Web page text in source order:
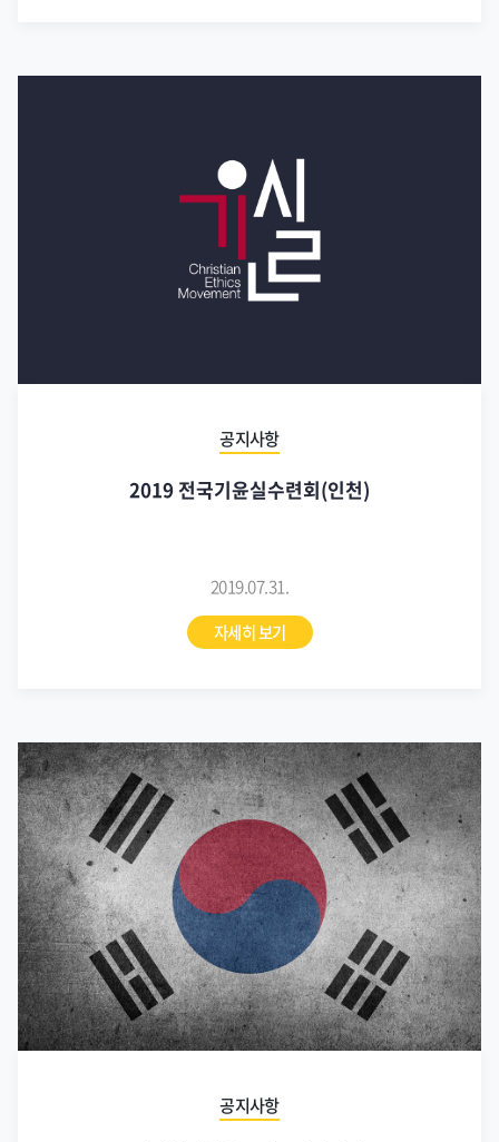
공지사항
2019 전국기윤실수련회(인천)
2019.07.31.
자세히 보기
공지사항